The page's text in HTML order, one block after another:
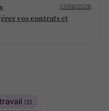
(2)
13/06/2026
vos contrats et